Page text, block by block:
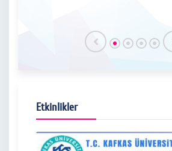
Etkinlikler